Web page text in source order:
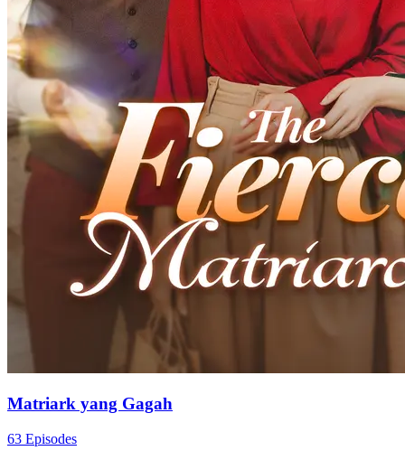
Matriark yang Gagah
63 Episodes